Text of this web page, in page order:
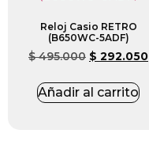
Reloj Casio RETRO
(B650WC-5ADF)
$495.000 $ 292.050
Añadir al carrito